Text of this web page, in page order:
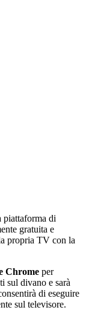
piattaforma di
gratuita e
propria TV con la
Chrome per
sul divano e sarà
di eseguire
sul televisore.